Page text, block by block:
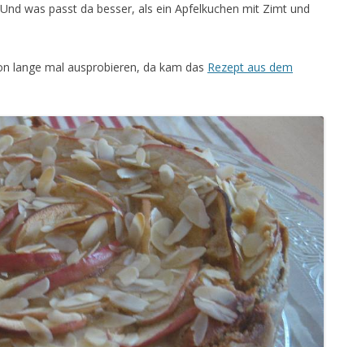
was passt da besser, als ein Apfelkuchen mit Zimt und
lange mal ausprobieren, da kam das Rezept aus dem